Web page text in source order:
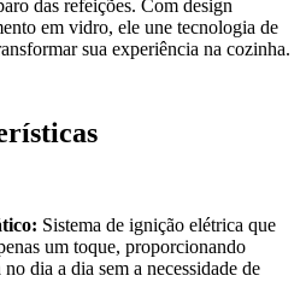
das refeições. Com design
em vidro, ele une tecnologia de
sua experiência na cozinha.
Sistema de ignição elétrica que
um toque, proporcionando
dia a dia sem a necessidade de